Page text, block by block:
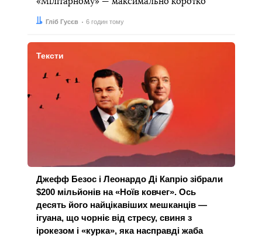
Автор:
Гліб Гусєв
Дата: 6 годин тому
Тексти
Джефф Безос і Леонардо Ді Капріо зібрали
$200 мільйонів на «Ноїв ковчег». Ось
десять його найцікавіших мешканців —
ігуана, що чорніє від стресу, свиня з
ірокезом і «курка», яка насправді жаба